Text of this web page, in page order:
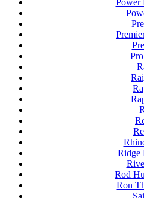
Power
Ridge
Rod
Ron